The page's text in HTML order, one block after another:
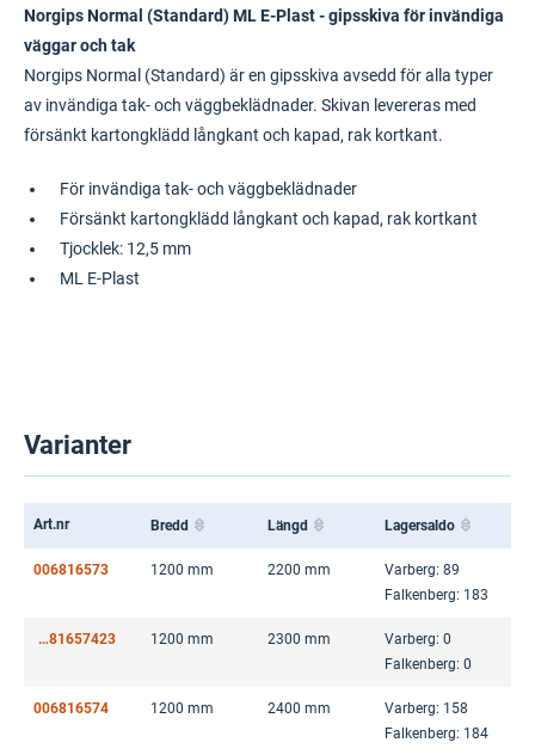
Norgips Normal (Standard) ML E-Plast - gipsskiva för invändiga
väggar och tak
Norgips Normal (Standard) är en gipsskiva avsedd för alla typer
av invändiga tak- och väggbeklädnader. Skivan levereras med
försänkt kartongklädd långkant och kapad, rak kortkant.
För invändiga tak- och väggbeklädnader
Försänkt kartongklädd långkant och kapad, rak kortkant
Tjocklek: 12,5 mm
ML E-Plast
Varianter
Art.nr Bredd Längd Lagersaldo
006816573 1200 mm 2200 mm
Varberg: 89
Falkenberg: 183
00681657423 1200 mm 2300 mm
Varberg: 0
Falkenberg: 0
006816574 1200 mm 2400 mm
Varberg: 158
Falkenberg: 184